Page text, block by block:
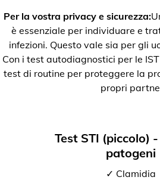
Per la vostra privacy e sicurezza:
è essenziale per individuare e
infezioni. Questo vale sia per gli
Con i test autodiagnostici per le
test di routine per proteggere la
propri
Test STI (piccolo)
patogeni
✓ Clamidia